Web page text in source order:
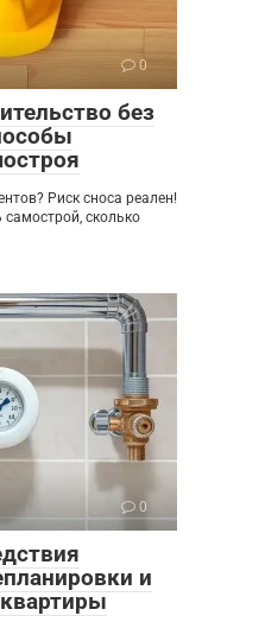
0
без
Риск сноса реален!
самострой, сколько
0
и